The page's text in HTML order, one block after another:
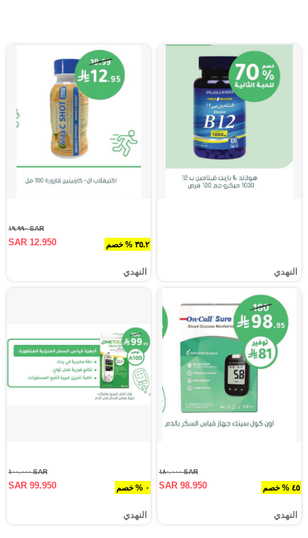
النهدي
٣٥.٢ % خصم
SAR ١٩.٩٩٠
SAR 12.950
النهدي
٤٥ % خصم
SAR ١٨٠.٠٠٠
SAR 98.950
النهدي
٠ % خصم
SAR ١٠٠.٠٠٠
SAR 99.950
النهدي